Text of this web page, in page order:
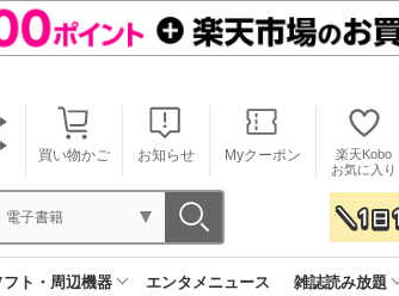
買い物かご お知らせ Myクーポン
楽天Kobo
お気に入り
電子書籍
フト・周辺機器 エンタメニュース 雑誌読み放題